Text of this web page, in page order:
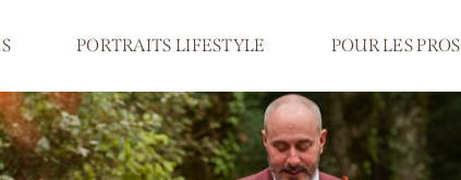
PORTRAITS LIFESTYLE POUR LES PROS